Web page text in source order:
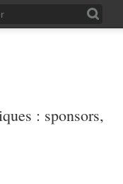
: sponsors,